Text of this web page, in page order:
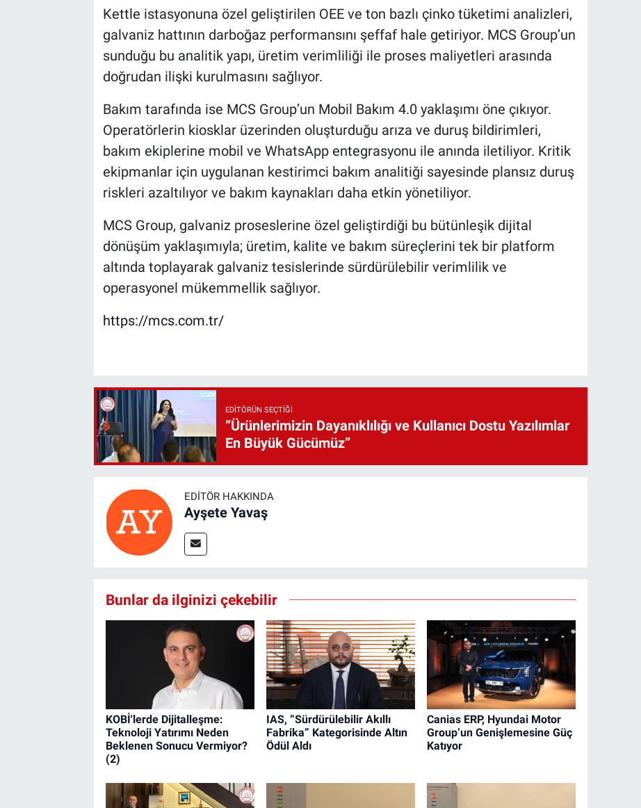
Kettle istasyonuna özel geliştirilen OEE ve ton bazlı çinko tüketimi analizleri,
galvaniz hattının darboğaz performansını şeffaf hale getiriyor. MCS Group’un
sunduğu bu analitik yapı, üretim verimliliği ile proses maliyetleri arasında
doğrudan ilişki kurulmasını sağlıyor.
Bakım tarafında ise MCS Group’un Mobil Bakım 4.0 yaklaşımı öne çıkıyor.
Operatörlerin kiosklar üzerinden oluşturduğu arıza ve duruş bildirimleri,
bakım ekiplerine mobil ve WhatsApp entegrasyonu ile anında iletiliyor. Kritik
ekipmanlar için uygulanan kestirimci bakım analitiği sayesinde plansız duruş
riskleri azaltılıyor ve bakım kaynakları daha etkin yönetiliyor.
MCS Group, galvaniz proseslerine özel geliştirdiği bu bütünleşik dijital
dönüşüm yaklaşımıyla; üretim, kalite ve bakım süreçlerini tek bir platform
altında toplayarak galvaniz tesislerinde sürdürülebilir verimlilik ve
operasyonel mükemmellik sağlıyor.
https://mcs.com.tr/
EDITÖRÜN SEÇTIĞI
“Ürünlerimizin Dayanıklılığı ve Kullanıcı Dostu Yazılımlar
En Büyük Gücümüz”
EDITÖR HAKKINDA
Ayşete Yavaş
Bunlar da ilginizi çekebilir
KOBİ'lerde Dijitalleşme:
Teknoloji Yatırımı Neden
Beklenen Sonucu Vermiyor?
(2)
IAS, “Sürdürülebilir Akıllı
Fabrika” Kategorisinde Altın
Ödül Aldı
Canias ERP, Hyundai Motor
Group’un Genişlemesine Güç
Katıyor